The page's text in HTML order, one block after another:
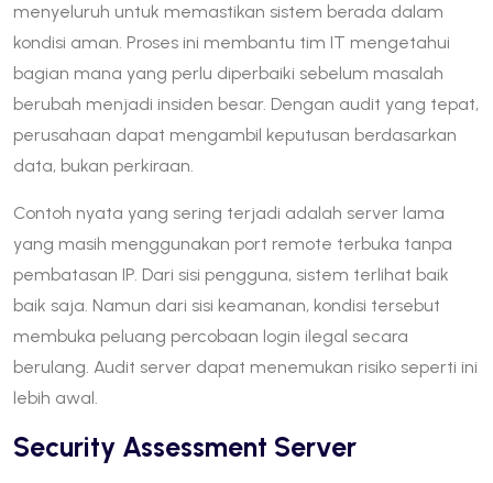
menyeluruh untuk memastikan sistem berada dalam
kondisi aman. Proses ini membantu tim IT mengetahui
bagian mana yang perlu diperbaiki sebelum masalah
berubah menjadi insiden besar. Dengan audit yang tepat,
perusahaan dapat mengambil keputusan berdasarkan
data, bukan perkiraan.
Contoh nyata yang sering terjadi adalah server lama
yang masih menggunakan port remote terbuka tanpa
pembatasan IP. Dari sisi pengguna, sistem terlihat baik
baik saja. Namun dari sisi keamanan, kondisi tersebut
membuka peluang percobaan login ilegal secara
berulang. Audit server dapat menemukan risiko seperti ini
lebih awal.
Security Assessment Server